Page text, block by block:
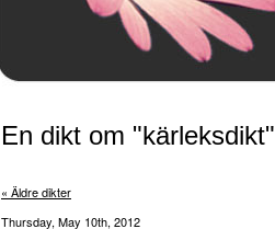
En dikt om "kärleksdikt"
« Äldre dikter
Thursday, May 10th, 2012